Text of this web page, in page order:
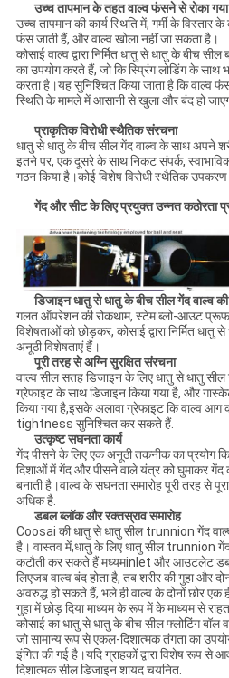
उच्च तापमान के तहत वाल्व फंसने से रोका गया
उच्च तापमान की कार्य स्थिति में, गर्मी के
फंस जाती हैं, और वाल्व खोला नहीं जा सकता है।
कोसाई वाल्व द्वारा निर्मित धातु से धातु के बीच
का उपयोग करते हैं, जो कि स्प्रिंग लोडिंग के साथ
करता है।यह सुनिश्चित किया जाता है कि वाल्व
स्थिति के मामले में आसानी से खुला और बंद हो
प्राकृतिक विरोधी स्थैतिक संरचना
धातु से धातु के बीच सील गेंद वाल्व के साथ अपने
इतने पर, एक दूसरे के साथ निकट संपर्क,
गठन किया है।कोई विशेष विरोधी स्थैतिक
गेंद और सीट के लिए प्रयुक्त उन्नत कठोरता
डिजाइन धातु से धातु के बीच सील गेंद वाल्व की
गलत ऑपरेशन की रोकथाम, स्टेम ब्लो-आउट प्रूफ,
विशेषताओं को छोड़कर, कोसाई द्वारा निर्मित धातु
अनूठी विशेषताएं हैं।
पूरी तरह से अग्नि सुरक्षित संरचना
वाल्व सील सतह डिजाइन के लिए धातु से धातु
ग्रेफाइट के साथ डिजाइन किया गया है, और
किया गया है,इसके अलावा ग्रेफाइट कि वाल्व आग
tightness सुनिश्चित कर सकते हैं.
उत्कृष्ट सघनता कार्य
गेंद पीसने के लिए एक अनूठी तकनीक का प्रयोग
दिशाओं में गेंद और पीसने वाले यंत्र को घुमाकर
बनाती है।वाल्व के सघनता समारोह पूरी तरह से
अधिक है.
डबल ब्लॉक और रक्तस्राव समारोह
Coosai की धातु से धातु सील trunnion गेंद
है। वास्तव में,धातु के लिए धातु सील trunnion गेंद
कटौती कर सकते हैं मध्यमinlet और आउटलेट
लिएजब वाल्व बंद होता है, तब शरीर की गुहा और
अवरुद्ध हो सकते हैं, भले ही वाल्व के दोनों छोर एक
गुहा में छोड़ दिया माध्यम के रूप में के माध्यम से
कोसाई का धातु से धातु के बीच सील फ्लोटिंग बॉल
जो सामान्य रूप से एकल-दिशात्मक तंगता का
इंगित की गई है।यदि ग्राहकों द्वारा विशेष रूप से
दिशात्मक सील डिजाइन शायद चयनित.